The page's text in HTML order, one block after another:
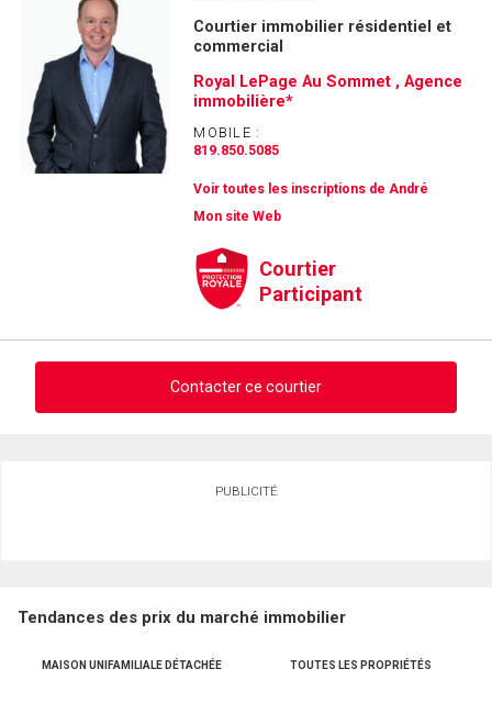
Courtier immobilier résidentiel et
commercial
Royal LePage Au Sommet , Agence
immobilière*
MOBILE :
819.850.5085
Voir toutes les inscriptions de André
Mon site Web
Courtier
Participant
Contacter ce courtier
Téléphone
PUBLICITÉ
Tendances des prix du marché immobilier
MAISON UNIFAMILIALE DÉTACHÉE TOUTES LES PROPRIÉTÉS